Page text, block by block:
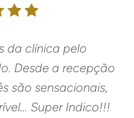
da clínica pelo
Desde a recepção
são sensacionais,
Super Indico!!!